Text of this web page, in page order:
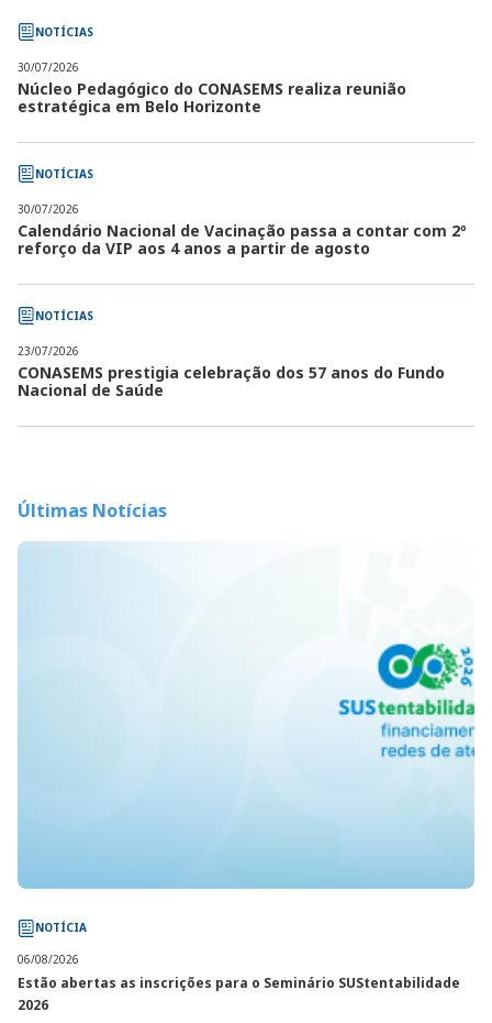
NOTÍCIAS
30/07/2026
Núcleo Pedagógico do CONASEMS realiza reunião
estratégica em Belo Horizonte
NOTÍCIAS
30/07/2026
Calendário Nacional de Vacinação passa a contar com 2º
reforço da VIP aos 4 anos a partir de agosto
NOTÍCIAS
23/07/2026
CONASEMS prestigia celebração dos 57 anos do Fundo
Nacional de Saúde
Últimas Notícias
NOTÍCIA
06/08/2026
Estão abertas as inscrições para o Seminário SUStentabilidade
2026